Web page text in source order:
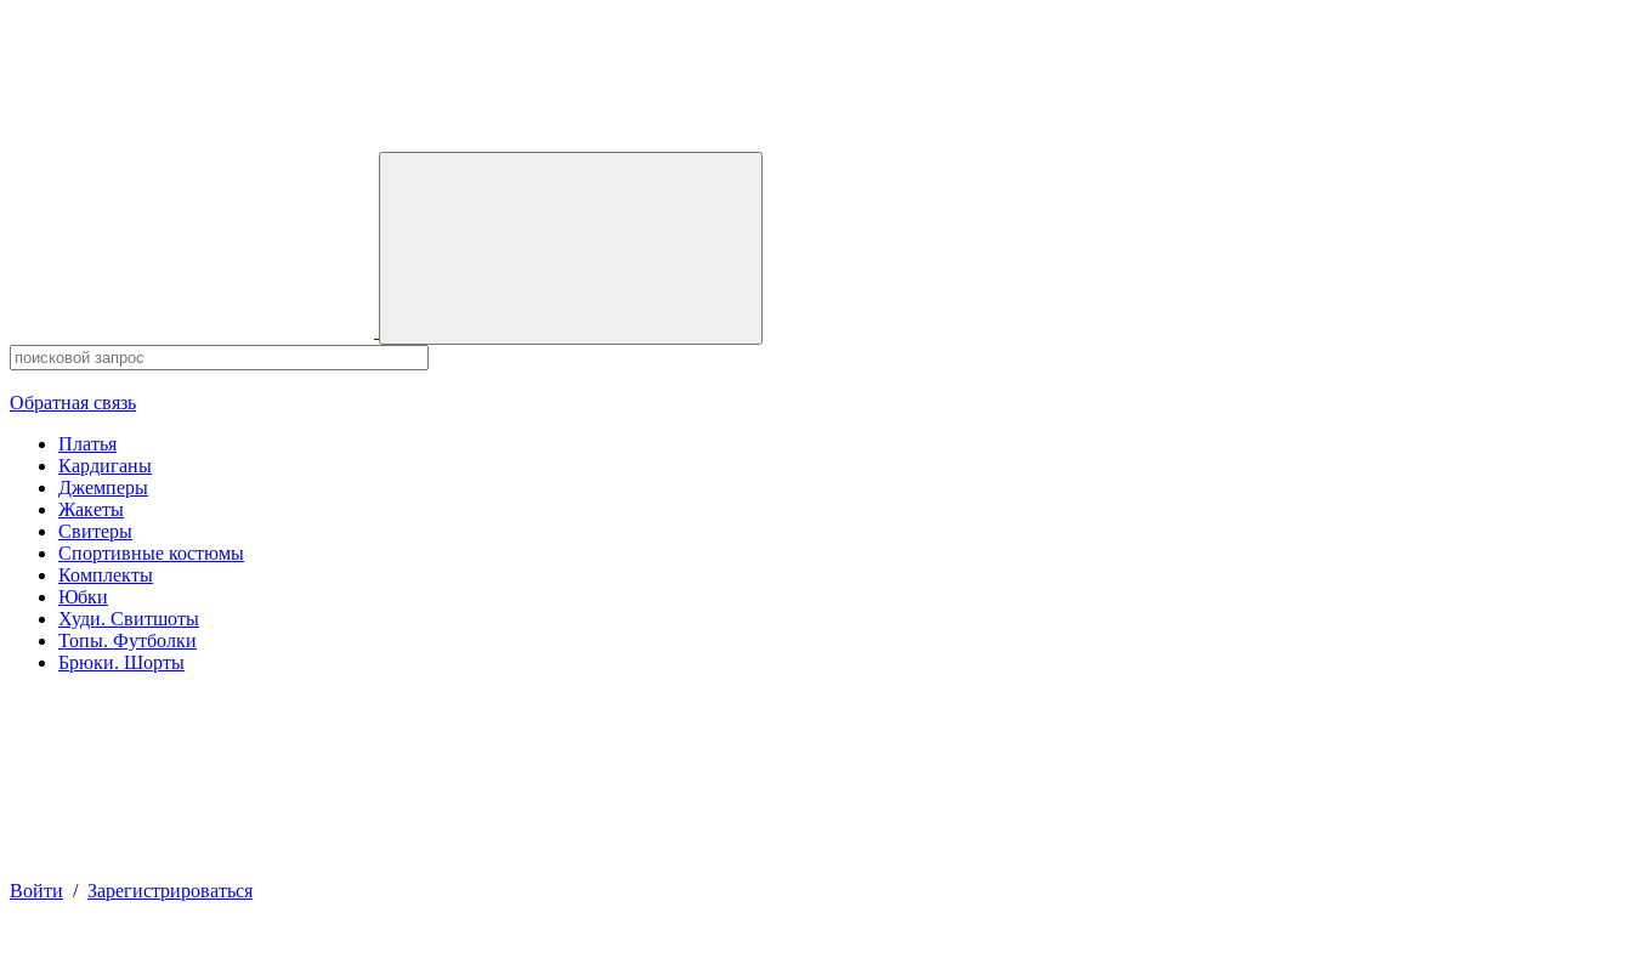
Обратная связь
Платья
Кардиганы
Джемперы
Жакеты
Свитеры
Спортивные костюмы
Комплекты
Юбки
Худи. Свитшоты
Топы. Футболки
Брюки. Шорты
Войти / Зарегистрироваться
0 позиций на сумму